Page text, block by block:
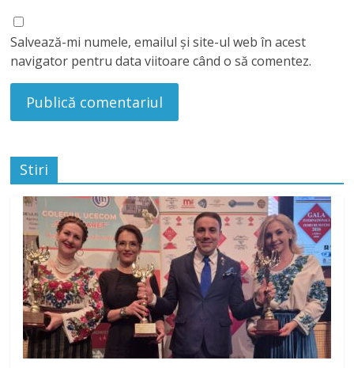
Salvează-mi numele, emailul și site-ul web în acest
navigator pentru data viitoare când o să comentez.
Stiri